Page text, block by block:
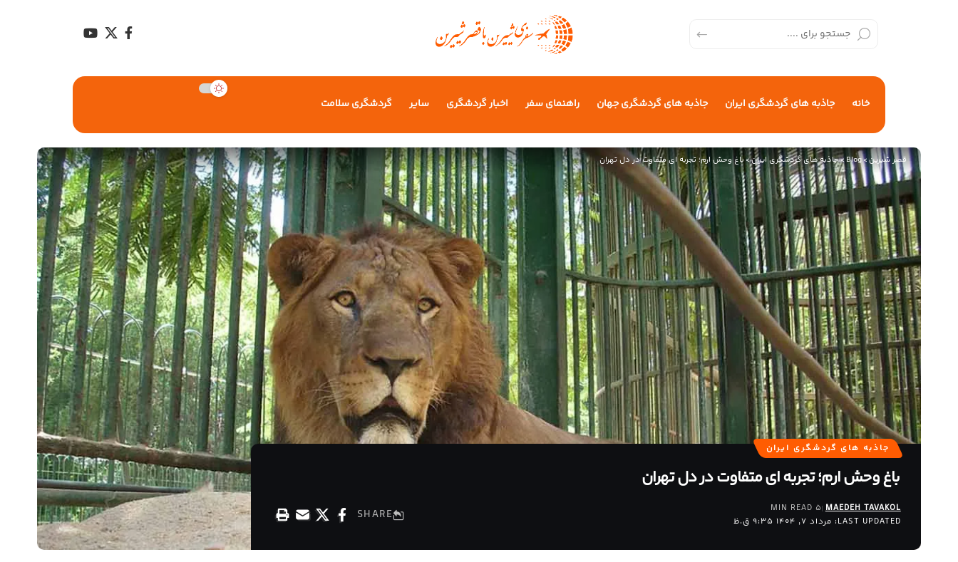
خانه جاذبه های گردشگری ایران جاذبه های گردشگری جهان راهنمای سفر اخبار گردشگری سایر گردشگری سلامت
قصر شیرین>
Blog
>جاذبه های گردشگری ایران>باغ وحش ارم؛ تجربه ای متفاوت در دل تهران
جاذبه های گردشگری ایران
باغ وحش ارم؛ تجربه ای متفاوت در دل تهران
LAST UPDATED: مرداد 7, 1404 9:35 ق.ظ
MAEDEH TAVAKOL
5 MIN READ
SHARE